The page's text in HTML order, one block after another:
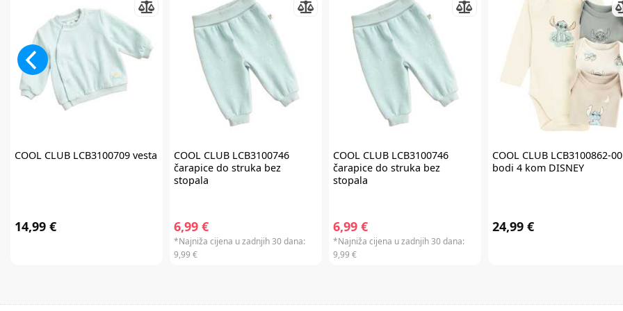
COOL CLUBLCB3100709 vesta
14,99 €
COOL CLUB LCB3100746
čarapice do struka bez
stopala
6,99 €
*Najniža cijena u zadnjih 30 dana:
9,99 €
COOL CLUBLCB3100746
čarapice do struka bez
stopala
6,99 €
*Najniža cijena u zadnjih 30 dana:
9,99 €
COOL CLUBLCB3100862-00
bodi 4 kom DISNEY
24,99 €
redovnim cijenama u internet trgovini. Promo kod za popust ne vrijedi na
proizvode Cybex Platinum, Britax Römer Lux, Frida, Stokke, Babyzen,
Baby Brezza i Scoot & Ride te kod kupnje darovnih kartica i plaćanja
usluga. Promo kod za popust nije moguće kombinirati s aktualnim
akcijama i klupskim pogodnostima. Popusti se ne zbrajaju. Promo kod za
popust vrijedi 30 dana.